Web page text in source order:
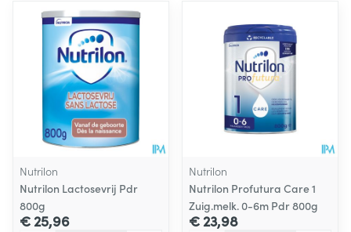
Nutrilon
Nutrilon Lactosevrij Pdr
800g
€ 25,96
Nutrilon
Nutrilon Profutura Care 1
Zuig.melk. 0-6m Pdr 800g
€ 23,98